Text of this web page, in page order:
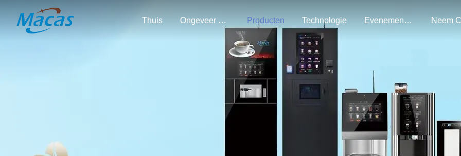
Thuis Ongeveer Ons Producten Technologie Evenementen